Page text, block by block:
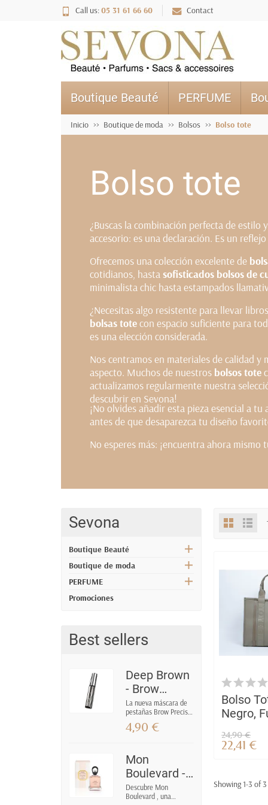
Call us:05 31 61 66 60 Contact
Boutique Beauté PERFUME
Inicio Boutique de moda Bolsos Bolso tote
Bolso tote
¿Buscas la combinación perfecta de estilo
accesorio: es una declaración. Es un
Ofrecemos una colección excelente de
cotidianos, hasta sofisticados bolsos de
minimalista chic hasta estampados
¿Necesitas algo resistente para llevar
bolsas totecon espacio suficiente para
es una elección considerada.
Nos centramos en materiales de calidad
aspecto. Muchos de nuestros bolsos tote
actualizamos regularmente nuestra
descubrir en Sevona!
¡No olvides añadir esta pieza esencial a
antes de que desaparezca tu diseño
No esperes más: ¡encuentra ahora mismo
Sevona
Boutique Beauté
Boutique de moda
PERFUME
Promociones
Best sellers
Deep Brown
- Brow
Precise
Fiber Filler
Máscara de
La nueva máscara de
pestañas Brow Precise
Fiber Filler de
Maybelline enriquece
remodelarlas de forma
natural. Color: Marrón
oscuro / Marrón
oscuro
4,90 €
Mon
Boulevard -
Perfume
femenino
Descubre Mon
Boulevard , una
Bolso
Negro,
nuevo
24,90 €
22,41 €
Showing 1-3 of